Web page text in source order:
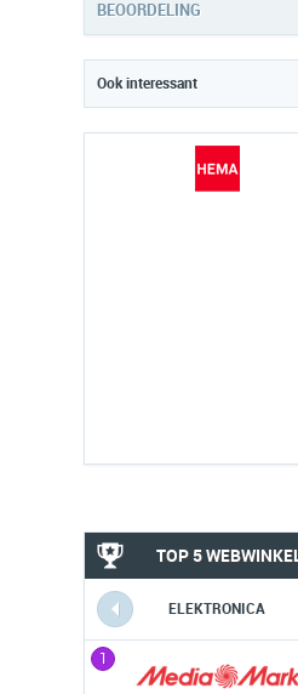
BEOORDELING
Ook interessant
TOP 5
ELEKTRONICA
1